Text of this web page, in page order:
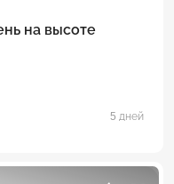
на высоте
5 дней